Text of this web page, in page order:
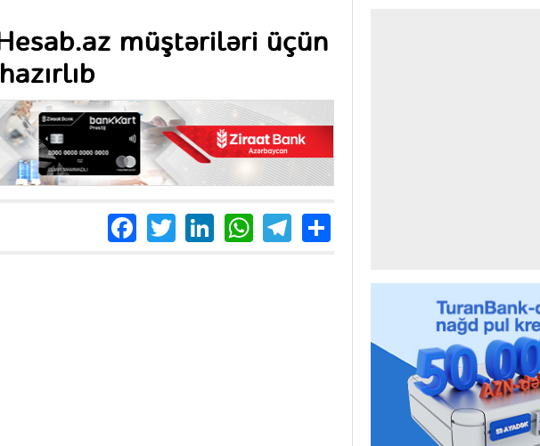
müştəriləri üçün
Facebook
TwitterLinkedIn
WhatsApp
Telegram
Share